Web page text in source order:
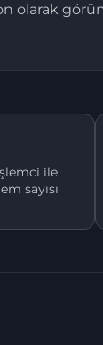
olarak
ile
sayısı